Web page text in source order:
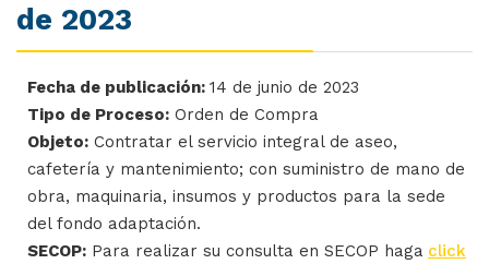
de 2023
Fecha de publicación: 14 de junio de 2023
Tipo de Proceso: Orden de Compra
Objeto: Contratar el servicio integral de aseo,
cafetería y mantenimiento; con suministro de mano de
obra, maquinaria, insumos y productos para la sede
del fondo adaptación.
SECOP: Para realizar su consulta en SECOP haga click